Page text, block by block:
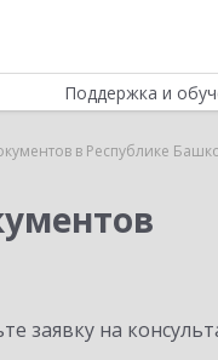
Поддержка и
в Республике
заявку на